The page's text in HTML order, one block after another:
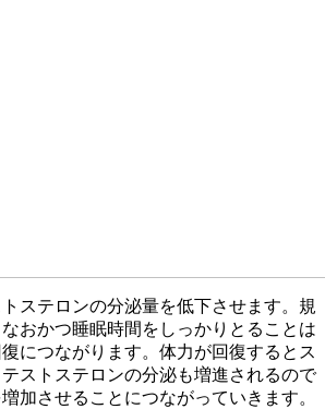
ステロンの分泌量を低下させます。規
おかつ睡眠時間をしっかりとることは
につながります。体力が回復するとス
テストステロンの分泌も増進されるので
加させることにつながっていきます。